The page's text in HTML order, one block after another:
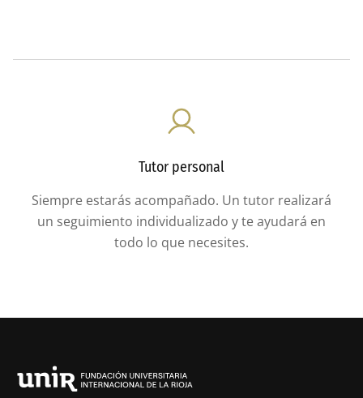
Tutor personal
Siempre estarás acompañado. Un tutor realizará
un seguimiento individualizado y te ayudará en
todo lo que necesites.